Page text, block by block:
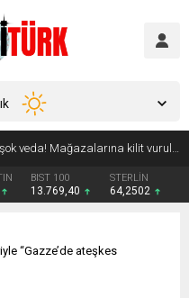
çöpe atın! Yiyeni hasta ediyor
BIST 100
13.769,40
STERLİN
64,2502
“Gazze’de ateşkes